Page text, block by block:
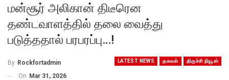
மன்சூர் அலிகான் திடீரென
தண்டவாளத்தில் தலை வைத்து
படுத்ததால் பரபரப்பு…!
LATEST NEWS தகவல் திருச்சி நியூஸ்
By Rockfortadmin
On Mar 31, 2026